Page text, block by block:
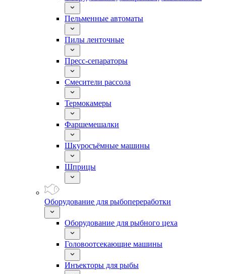
Пельменные автоматы
Пилы ленточные
Пресс-сепараторы
Смесители рассола
Термокамеры
Фаршемешалки
Шкуросъёмные машины
Шприцы
Оборудование для рыбопереработки
Оборудование для рыбного цеха
Головоотсекающие машины
Инъекторы для рыбы